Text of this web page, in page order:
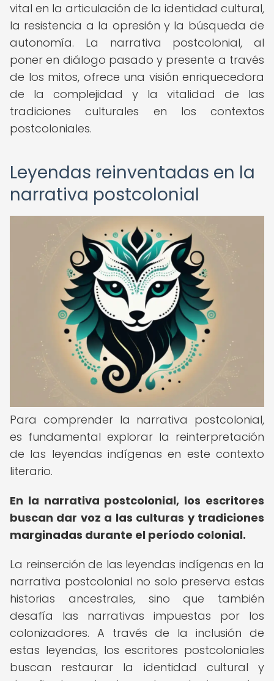
vital en la articulación de la identidad cultural,
la resistencia a la opresión y la búsqueda de
autonomía. La narrativa postcolonial, al
poner en diálogo pasado y presente a través
de los mitos, ofrece una visión enriquecedora
de la complejidad y la vitalidad de las
tradiciones culturales en los contextos
postcoloniales.
Leyendas reinventadas en la
narrativa postcolonial
Para comprender la narrativa postcolonial,
es fundamental explorar la reinterpretación
de las leyendas indígenas en este contexto
literario.
En la narrativa postcolonial, los escritores
buscan dar voz a las culturas y tradiciones
marginadas durante el período colonial.
La reinserción de las leyendas indígenas en la
narrativa postcolonial no solo preserva estas
historias ancestrales, sino que también
desafía las narrativas impuestas por los
colonizadores. A través de la inclusión de
estas leyendas, los escritores postcoloniales
buscan restaurar la identidad cultural y